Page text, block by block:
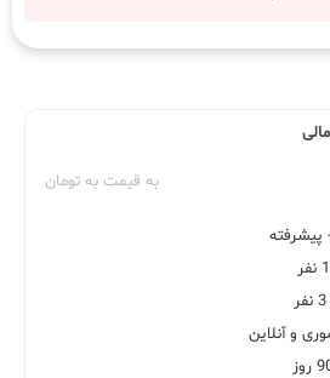
به قیمت به تومان
و آنلاین